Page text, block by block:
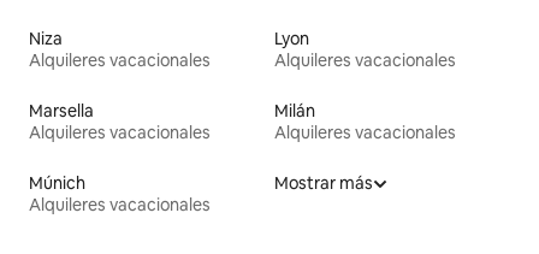
Niza
Alquileres vacacionales
Lyon
Alquileres vacacionales
Marsella
Alquileres vacacionales
Milán
Alquileres vacacionales
Múnich
Alquileres vacacionales
Mostrar más